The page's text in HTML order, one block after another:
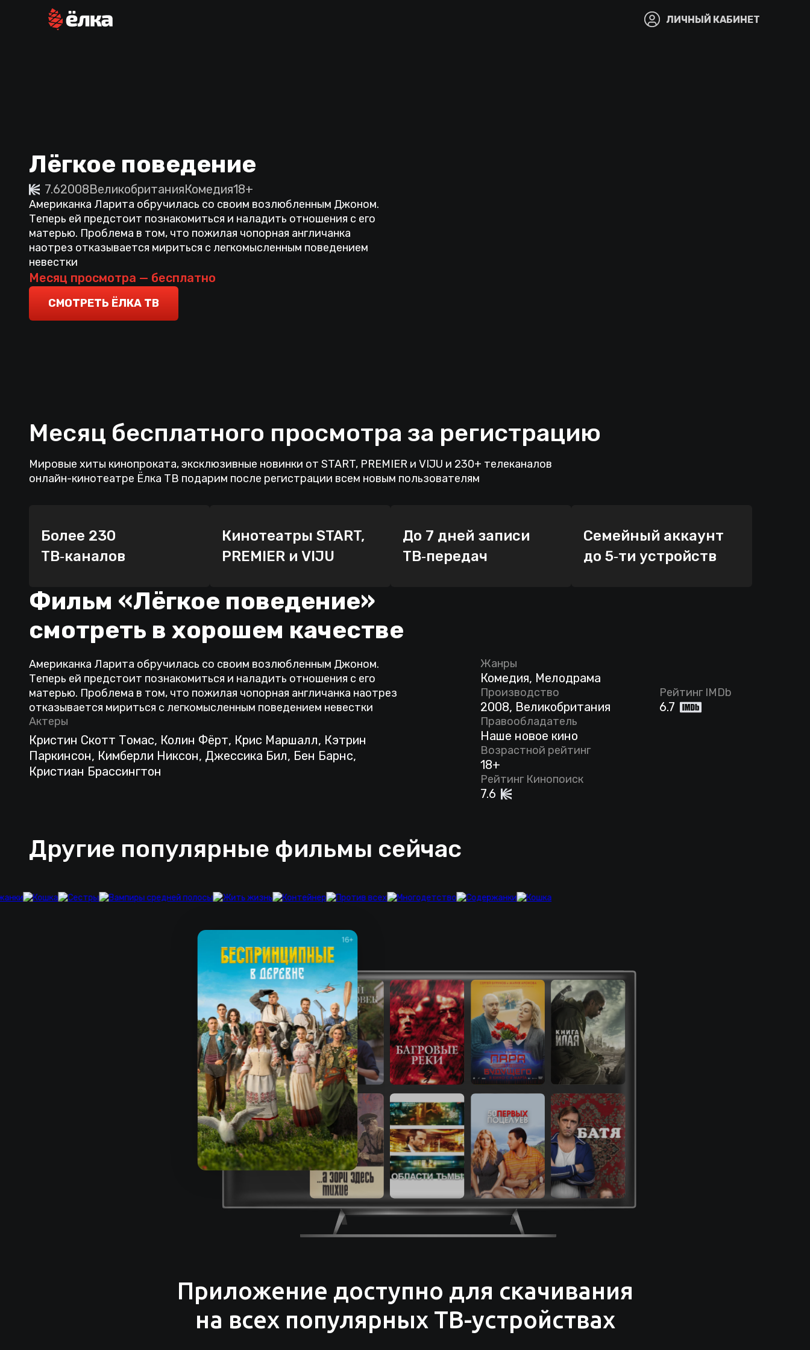
ЛИЧНЫЙ КАБИНЕТ
Лёгкое поведение
7.62008ВеликобританияКомедия18+
Американка Ларита обручилась со своим возлюбленным Джоном.
Теперь ей предстоит познакомиться и наладить отношения с его
матерью. Проблема в том, что пожилая чопорная англичанка
наотрез отказывается мириться с легкомысленным поведением
невестки
Месяц просмотра — бесплатно
СМОТРЕТЬ ЁЛКА ТВ
Месяц бесплатного просмотра за регистрацию
Мировые хиты кинопроката, эксклюзивные новинки от START, PREMIER и VIJU и 230+ телеканалов
онлайн-кинотеатре Ёлка ТВ подарим после регистрации всем новым пользователям
Более 230
ТВ‑каналов
Кинотеатры START,
PREMIER и VIJU
До 7 дней записи
ТВ‑передач
Семейный аккаунт
до 5‑ти устройств
Фильм «Лёгкое поведение»
смотреть в хорошем качестве
Американка Ларита обручилась со своим возлюбленным Джоном.
Теперь ей предстоит познакомиться и наладить отношения с его
матерью. Проблема в том, что пожилая чопорная англичанка наотрез
отказывается мириться с легкомысленным поведением невестки
Актеры
Кристин Скотт Томас, Колин Фёрт, Крис Маршалл, Кэтрин
Паркинсон, Кимберли Никсон, Джессика Бил, Бен Барнс,
Кристиан Брассингтон
Жанры
Комедия, Мелодрама
Производство
2008, Великобритания
Правообладатель
Наше новое кино
Возрастной рейтинг
18+
Рейтинг Кинопоиск
7.6
Рейтинг IMDb
6.7
Другие популярные фильмы сейчас
Приложение доступно для скачивания
на всех популярных ТВ-устройствах